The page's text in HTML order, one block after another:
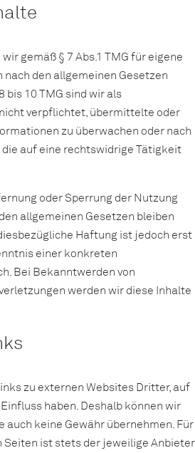
gemäß § 7 Abs.1 TMG für eigene
den allgemeinen Gesetzen
bis 10 TMG sind wir als
verpflichtet, übermittelte oder
zu überwachen oder nach
auf eine rechtswidrige Tätigkeit
oder Sperrung der Nutzung
allgemeinen Gesetzen bleiben
Haftung ist jedoch erst
einer konkreten
Bei Bekanntwerden von
werden wir diese Inhalte
zu externen Websites Dritter, auf
haben. Deshalb können wir
keine Gewähr übernehmen. Für
Seiten ist stets der jeweilige Anbieter